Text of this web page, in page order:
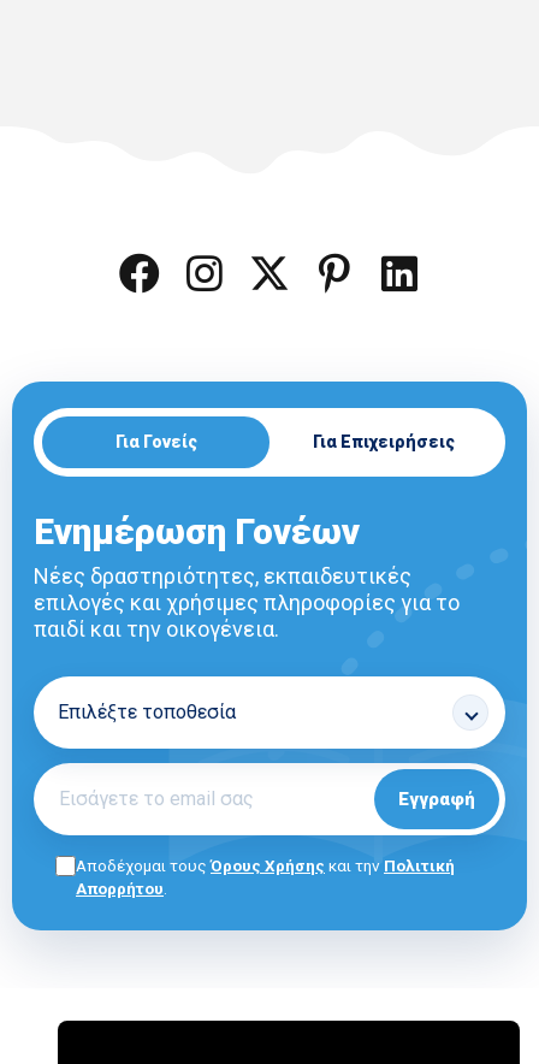
Για Γονείς Για Επιχειρήσεις
Ενημέρωση Γονέων
Νέες δραστηριότητες, εκπαιδευτικές
επιλογές και χρήσιμες πληροφορίες για το
παιδί και την οικογένεια.
Εγγραφή
Αποδέχομαι τουςΌρους Χρήσης και την Πολιτική
Απορρήτου